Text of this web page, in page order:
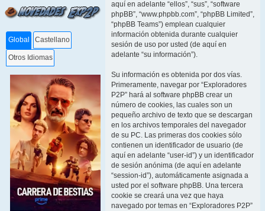
Global Castellano
Otros Idiomas
aquí en adelante “ellos”, “sus”, “software
phpBB”, “www.phpbb.com”, “phpBB Limited”,
“phpBB Teams”) emplean cualquier
información obtenida durante cualquier
sesión de uso por usted (de aquí en
adelante “su información”).
Su información es obtenida por dos vías.
Primeramente, navegar por “Exploradores
P2P” hará al software phpBB crear un
número de cookies, las cuales son un
pequeño archivo de texto que se descargan
en los archivos temporales del navegador
de su PC. Las primeras dos cookies sólo
contienen un identificador de usuario (de
aquí en adelante “user-id”) y un identificador
de sesión anónima (de aquí en adelante
“session-id”), automáticamente asignada a
usted por el software phpBB. Una tercera
cookie se creará una vez que haya
navegado por temas en “Exploradores P2P”